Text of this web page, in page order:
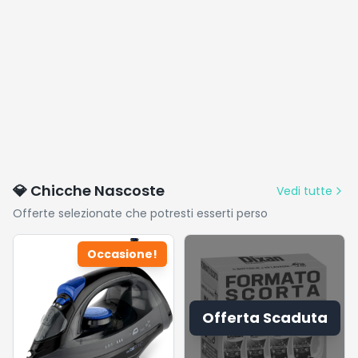
💎 Chicche Nascoste
Vedi tutte
Offerte selezionate che potresti esserti perso
Occasione!
Offerta Scaduta